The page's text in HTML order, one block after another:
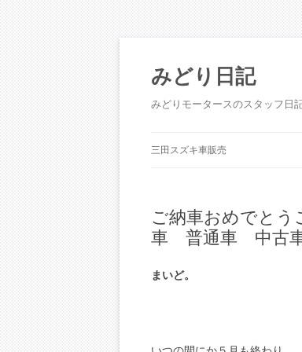
コ
ン
ツ
へ
ス
みどり日記
みどりモータースのスタッフ日記
三田スズキ車販売
ご納車おめでと
車 普通車 中古
まいど。